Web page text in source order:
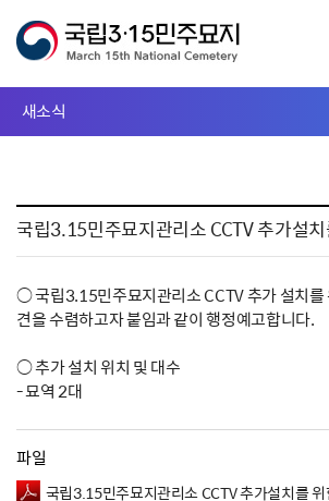
새소식
국립3.15민주묘지관리소 CCTV 추가설
○ 국립3.15민주묘지관리소 CCTV 추가 설치를
견을 수렴하고자 붙임과 같이 행정예고합니다.
○ 추가 설치 위치 및 대수
- 묘역 2대
파일
국립3.15민주묘지관리소 CCTV 추가설치를